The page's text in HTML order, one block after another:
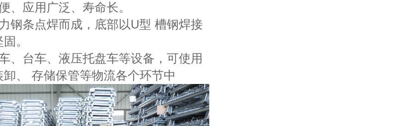
、应用广泛、寿命长。
钢条点焊而成，底部以U型 槽钢焊接
。
、台车、液压托盘车等设备，可使用
、 存储保管等物流各个环节中